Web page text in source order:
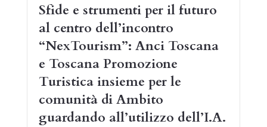
Sfide e strumenti per il futuro
al centro dell’incontro
“NexTourism”: Anci Toscana
e Toscana Promozione
Turistica insieme per le
comunità di Ambito
guardando all’utilizzo dell’I.A.